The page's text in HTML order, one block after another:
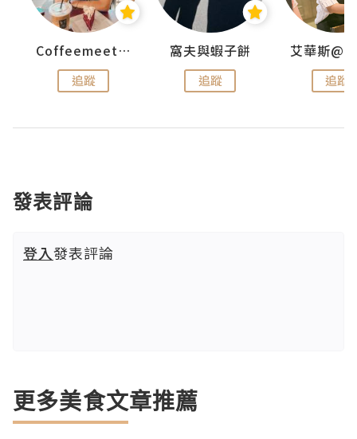
Coffeemeetjojo
追蹤
窩夫與蝦子餅
追蹤 追蹤
發表評論
登入發表評論
更多美食文章推薦